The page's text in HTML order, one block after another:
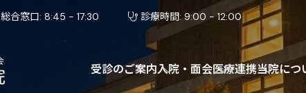
総合窓口: 8:45 - 17:30 診療時間: 9:00 - 12:00
受診のご案内入院・面会医療連携当院につ